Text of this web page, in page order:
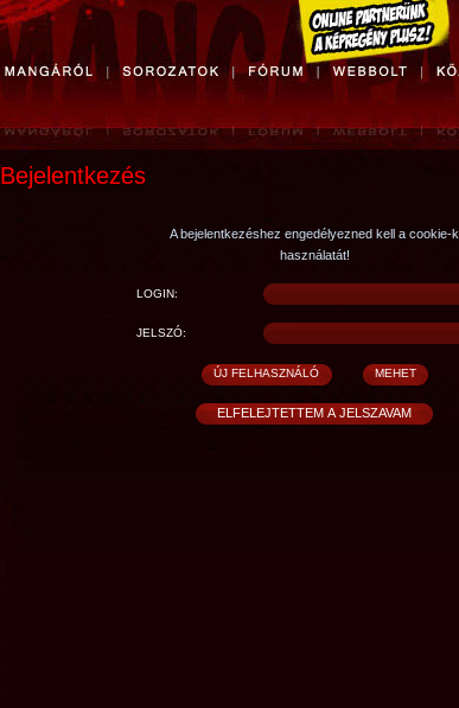
Bejelentkezés
A bejelentkezéshez engedélyezned kell a cookie-k
használatát!
LOGIN:
JELSZÓ: